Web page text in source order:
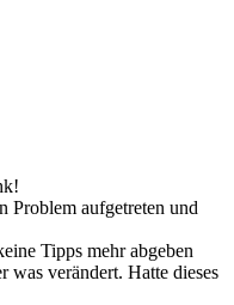
Problem aufgetreten und
Tipps mehr abgeben
was verändert. Hatte dieses